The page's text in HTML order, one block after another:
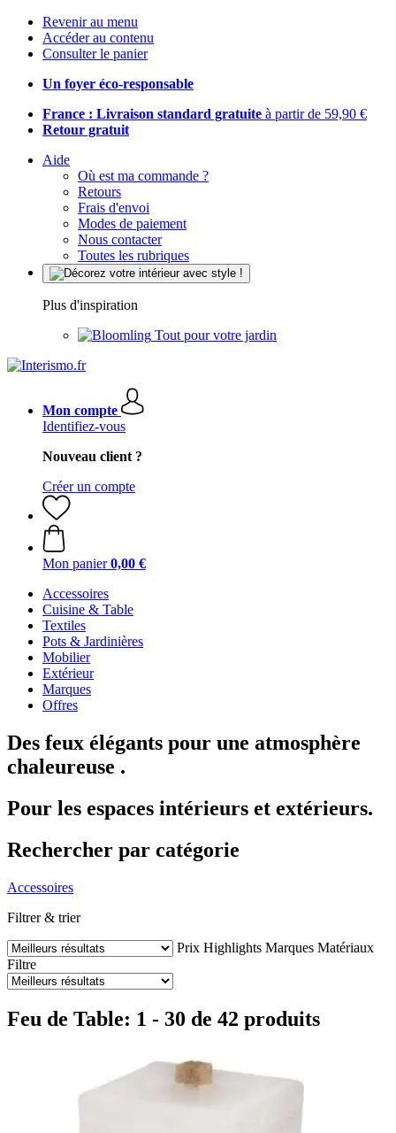
Revenir au menu
Accéder au contenu
Consulter le panier
Un foyer éco-responsable
France : Livraison standard gratuite à partir de 59,90 €
Retour gratuit
Aide
Où est ma commande ?
Retours
Frais d'envoi
Modes de paiement
Nous contacter
Toutes les rubriques
Plus d'inspiration
Tout pour votre jardin
Mon compte
Identifiez-vous
Nouveau client ?
Créer un compte
Mon panier 0,00 €
Accessoires
Cuisine & Table
Textiles
Pots & Jardinières
Mobilier
Extérieur
Marques
Offres
Des feux élégants pour une atmosphère
chaleureuse .
Pour les espaces intérieurs et extérieurs.
Rechercher par catégorie
Accessoires
Filtrer & trier
Prix Highlights Marques Matériaux
Filtre
Feu de Table: 1 - 30 de 42 produits